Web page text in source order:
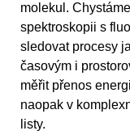
molekul.
spektroskopii s
sledovat procesy
časovým i
měřit přenos
naopak v
listy.